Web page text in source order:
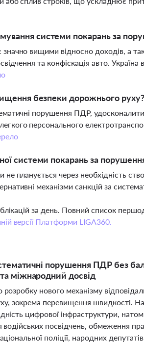
системи покарань за
вищими відносно доходів, а
та конфіскація авто. Україна
безпеки дорожнього руху?
порушення ПДР,
персонального
системи покарань за
планується через необхідність
механізми санкцій за
за день. Повний список
версії Платформи LIGA360.
порушення ПДР без
міжнародний досвід
нового механізму
зокрема перевищення швидкості.
цифрової інфраструктури,
водійських посвідчень, обмеження
поліції, народних